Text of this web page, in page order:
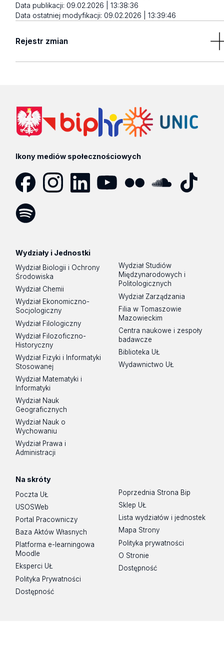
Data publikacji:09.02.2026 | 13:38:36
Data ostatniej modyfikacji:09.02.2026 | 13:39:46
Rejestr zmian
09.02.2026 | 13:38:36
Autor:
Natalia Halicka
Ikony mediów społecznościowych
Wydziały i Jednostki
Wydział Biologii i Ochrony
Środowiska
Wydział Chemii
Wydział Ekonomiczno-
Socjologiczny
Wydział Filologiczny
Wydział Filozoficzno-
Historyczny
Wydział Fizyki i Informatyki
Stosowanej
Wydział Matematyki i
Informatyki
Wydział Nauk
Geograficznych
Wydział Nauk o
Wychowaniu
Wydział Prawa i
Administracji
Wydział Studiów
Międzynarodowych i
Politologicznych
Wydział Zarządzania
Filia w Tomaszowie
Mazowieckim
Centra naukowe i zespoły
badawcze
Biblioteka UŁ
Wydawnictwo UŁ
Na skróty
Poczta UŁ
USOSWeb
Portal Pracowniczy
Baza Aktów Własnych
Platforma e-learningowa
Moodle
Eksperci UŁ
Polityka Prywatności
Dostępność
Poprzednia Strona Bip
Sklep UŁ
Lista wydziałów i jednostek
Mapa Strony
Polityka prywatności
O Stronie
Dostępność